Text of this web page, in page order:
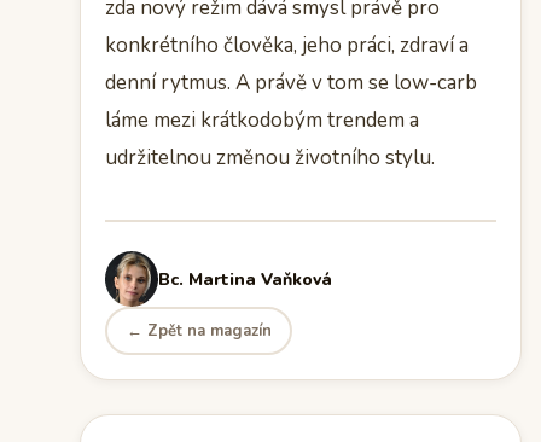
zda nový režim dává smysl právě pro
konkrétního člověka, jeho práci, zdraví a
denní rytmus. A právě v tom se low-carb
láme mezi krátkodobým trendem a
udržitelnou změnou životního stylu.
Bc. Martina Vaňková
← Zpět na magazín